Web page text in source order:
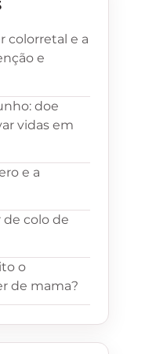
colorretal e a
e
doe
vidas em
e a
de colo de
o
de mama?